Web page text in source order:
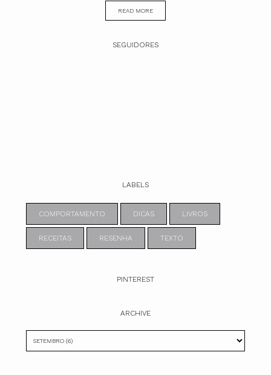
READ MORE
SEGUIDORES
LABELS
COMPORTAMENTO DICAS LIVROS
RECEITAS RESENHA TEXTO
PINTEREST
ARCHIVE